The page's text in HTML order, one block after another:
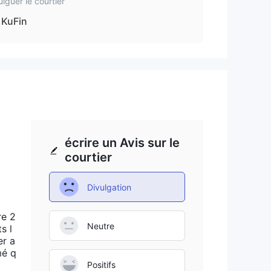
KuFin
2
l
a
q
écrire un Avis sur le
courtier
Divulgation
Neutre
Positifs